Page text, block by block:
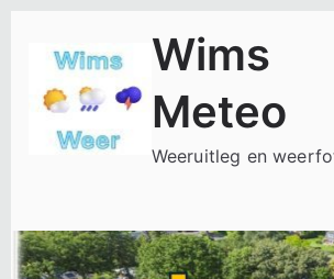
inhoud
Wims
Meteo
Weeruitleg en